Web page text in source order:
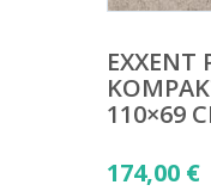
EXXENT
110×69
174,00 €